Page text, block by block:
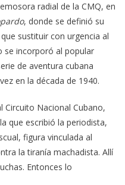
radial de la CMQ, en
, donde se definió su
sustituir con urgencia al
se incorporó al popular
de aventura cubana
en la década de 1940.
Circuito Nacional Cubano,
que escribió la periodista,
figura vinculada al
la tiranía machadista. Allí
Entonces lo